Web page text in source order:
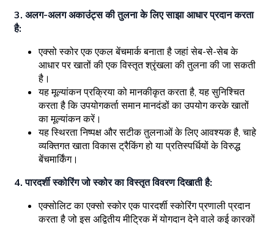
3. अलग-अलग अकाउंट्स की तुलना के लिए साझा आधार प्रदान करता
है:
एक्सो स्कोर एक एकल बेंचमार्क बनाता है जहां सेब-से-सेब के
आधार पर खातों की एक विस्तृत श्रृंखला की तुलना की जा सकती
है।
यह मूल्यांकन प्रक्रिया को मानकीकृत करता है, यह सुनिश्चित
करता है कि उपयोगकर्ता समान मानदंडों का उपयोग करके खातों
का मूल्यांकन करें।
यह स्थिरता निष्पक्ष और सटीक तुलनाओं के लिए आवश्यक है, चाहे
व्यक्तिगत खाता विकास ट्रैकिंग हो या प्रतिस्पर्धियों के विरुद्ध
बेंचमार्किंग।
4. पारदर्शी स्कोरिंग जो स्कोर का विस्तृत विवरण दिखाती है:
एक्सोलिट का एक्सो स्कोर एक पारदर्शी स्कोरिंग प्रणाली प्रदान
करता है जो इस अद्वितीय मीट्रिक में योगदान देने वाले कई कारकों